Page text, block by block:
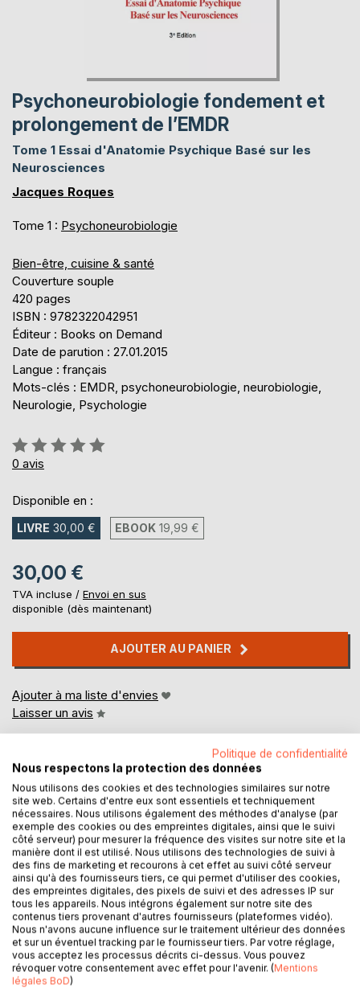
Psychoneurobiologie fondement et
prolongement de l’EMDR
Tome 1 Essai d'Anatomie Psychique Basé sur les
Neurosciences
Jacques Roques
Tome 1 : Psychoneurobiologie
Bien-être, cuisine & santé
Couverture souple
420 pages
ISBN : 9782322042951
Éditeur : Books on Demand
Date de parution : 27.01.2015
Langue : français
Mots-clés : EMDR, psychoneurobiologie, neurobiologie,
Neurologie, Psychologie
Évaluation:
0%
0 avis
Disponible en :
LIVRE 30,00 € EBOOK 19,99 €
30,00 €
TVA incluse / Envoi en sus
disponible (dès maintenant)
AJOUTER AU PANIER
Ajouter à ma liste d'envies
Laisser un avis
DESCRIPTION
Nouvelle discipline, la psychoneurobiologie est fondée sur
les neurosciences. Son but est de permettre une
compréhension nouvelle du fonctionnement et des
dysfonctionnements psychiques afin d’adapter au mieux
l’approche thérapeutique. Premier d’une série de trois le
présent tome décrit, à partir de l’organisation mnésique,
l’anatomie d’une psyché dont le « Moi » n'est que la partie
Politique de confidentialité
Nous respectons la protection des données
Nous utilisons des cookies et des technologies similaires sur notre
site web. Certains d'entre eux sont essentiels et techniquement
nécessaires. Nous utilisons également des méthodes d'analyse (par
exemple des cookies ou des empreintes digitales, ainsi que le suivi
côté serveur) pour mesurer la fréquence des visites sur notre site et la
manière dont il est utilisé. Nous utilisons des technologies de suivi à
des fins de marketing et recourons à cet effet au suivi côté serveur
ainsi qu'à des fournisseurs tiers, ce qui permet d'utiliser des cookies,
des empreintes digitales, des pixels de suivi et des adresses IP sur
tous les appareils. Nous intégrons également sur notre site des
contenus tiers provenant d'autres fournisseurs (plateformes vidéo).
Nous n'avons aucune influence sur le traitement ultérieur des données
et sur un éventuel tracking par le fournisseur tiers. Par votre réglage,
vous acceptez les processus décrits ci-dessus. Vous pouvez
révoquer votre consentement avec effet pour l'avenir. (Mentions
légales BoD)